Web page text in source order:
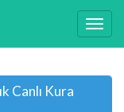
Canlı Kura